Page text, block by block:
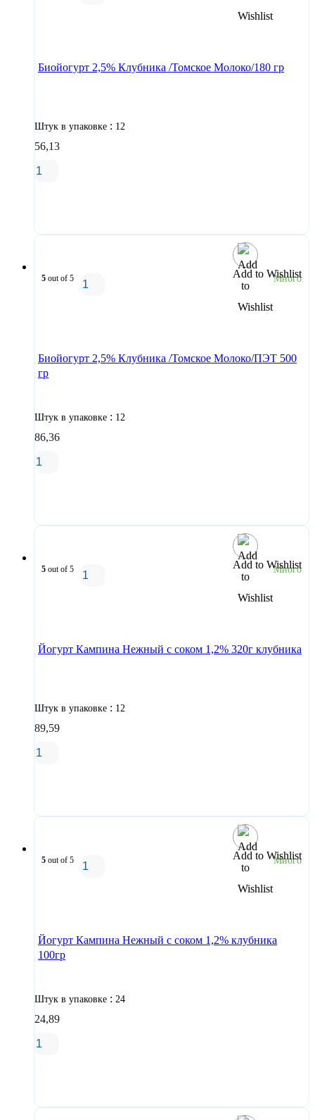
Биойогурт 2,5% Клубника /Томское Молоко/180 гр
Штук в упаковке : 12
56,13
Add to Wishlist
5 out of 5 Много
Биойогурт 2,5% Клубника /Томское Молоко/ПЭТ 500
гр
Штук в упаковке : 12
86,36
Add to Wishlist
5 out of 5 Много
Йогурт Кампина Нежный с соком 1,2% 320г клубника
Штук в упаковке : 12
89,59
Add to Wishlist
5 out of 5 Много
Йогурт Кампина Нежный с соком 1,2% клубника
100гр
Штук в упаковке : 24
24,89